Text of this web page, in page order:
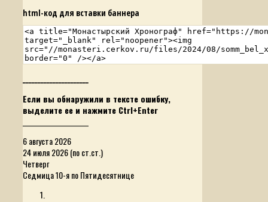
html-код для вставки баннера
Если вы обнаружили в тексте ошибку,
выделите ее и нажмите Ctrl+Enter
6 августа 2026
24 июля 2026 (по ст.ст.)
Четверг
Седмица 10-я по Пятидесятнице